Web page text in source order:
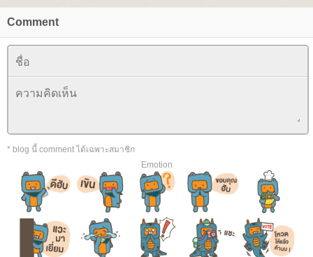
Comment
* blog นี้ comment ได้เฉพาะสมาชิก
Emotion